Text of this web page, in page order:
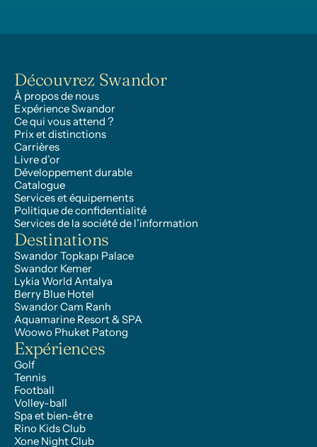
Découvrez Swandor
À propos de nous
Expérience Swandor
Ce qui vous attend ?
Prix et distinctions
Carrières
Livre d’or
Développement durable
Catalogue
Services et équipements
Politique de confidentialité
Services de la société de l’information
Destinations
Swandor Topkapı Palace
Swandor Kemer
Lykia World Antalya
Berry Blue Hotel
Swandor Cam Ranh
Aquamarine Resort & SPA
Woowo Phuket Patong
Expériences
Golf
Tennis
Football
Volley-ball
Spa et bien-être
Rino Kids Club
Xone Night Club